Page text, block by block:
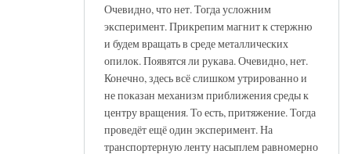
Очевидно, что нет. Тогда усложним
эксперимент. Прикрепим магнит к стержню
и будем вращать в среде металлических
опилок. Появятся ли рукава. Очевидно, нет.
Конечно, здесь всё слишком утрированно и
не показан механизм приближения среды к
центру вращения. То есть, притяжение. Тогда
проведёт ещё один эксперимент. На
транспортерную ленту насыплем равномерно